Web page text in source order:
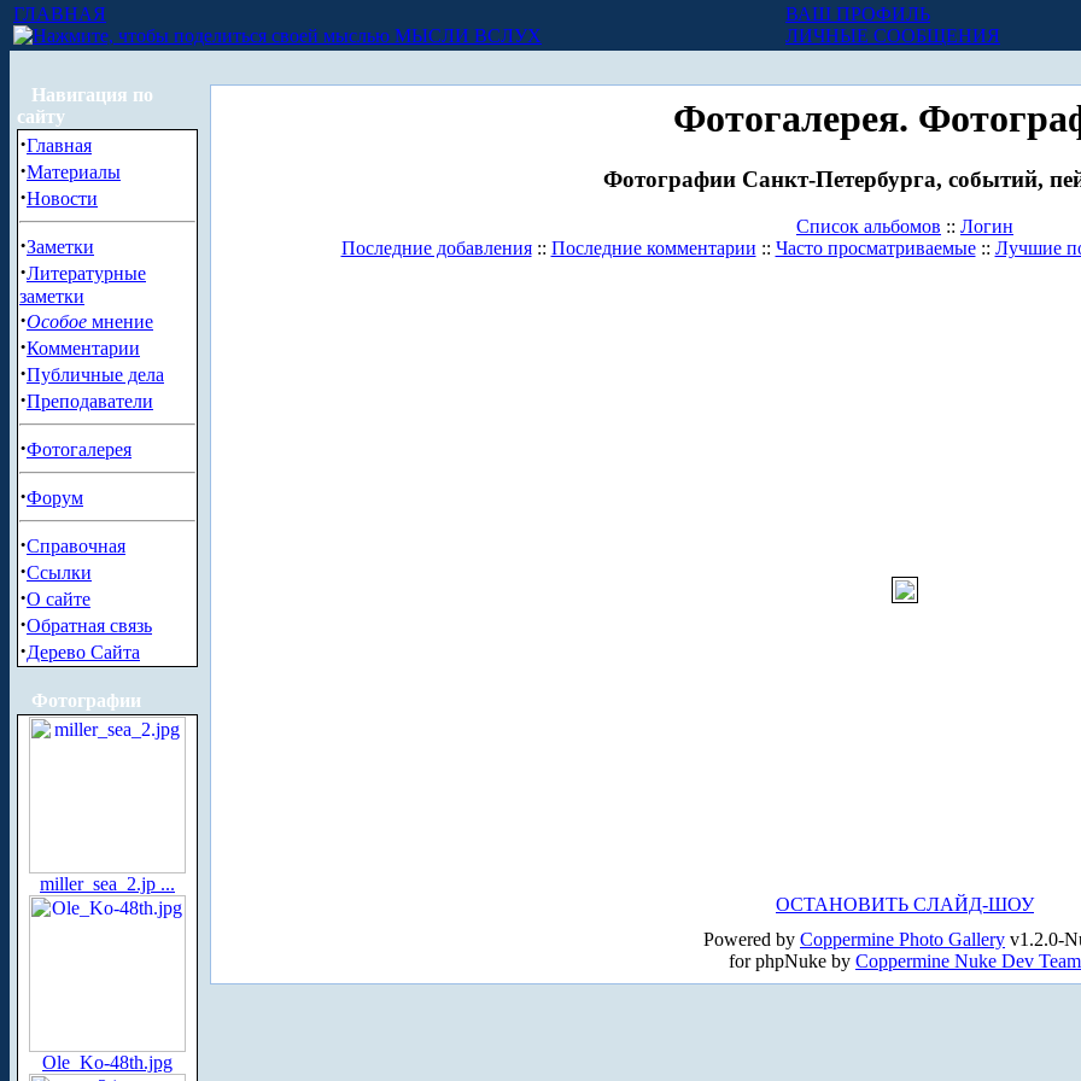
ГЛАВНАЯ
МЫСЛИ ВСЛУХ
ВАШ ПРОФИЛЬ
ЛИЧНЫЕ СООБЩЕНИЯ
Навигация по
сайту
·Главная
·Материалы
·Новости
·Заметки
·Литературные
заметки
·Особое мнение
·Комментарии
·Публичные дела
·Преподаватели
·Фотогалерея
·Форум
·Справочная
·Ссылки
·О сайте
·Обратная связь
·Дерево Сайта
Фотографии
miller_sea_2.jp ...
Ole_Ko-48th.jpg
Фотогалерея.
Фотографии Санкт-Петербурга, событий,
Список альбомов :: Логин
Последние добавления:: Последние комментарии :: Часто просматриваемые:: Лучшие
ОСТАНОВИТЬ СЛАЙД-ШОУ
Powered by Coppermine Photo Gallery v1.2.0-
for phpNuke by Coppermine Nuke Dev Team